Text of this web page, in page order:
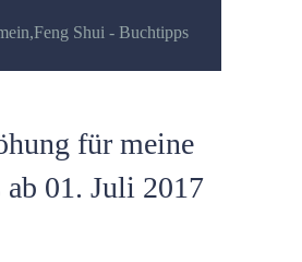
,Feng Shui - Buchtipps
für meine
01. Juli 2017